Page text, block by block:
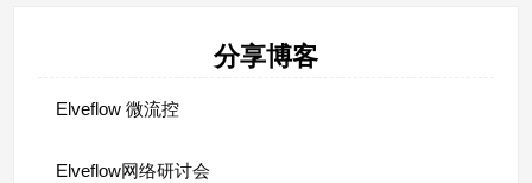
分享博客
Elveflow 微流控
Elveflow网络研讨会